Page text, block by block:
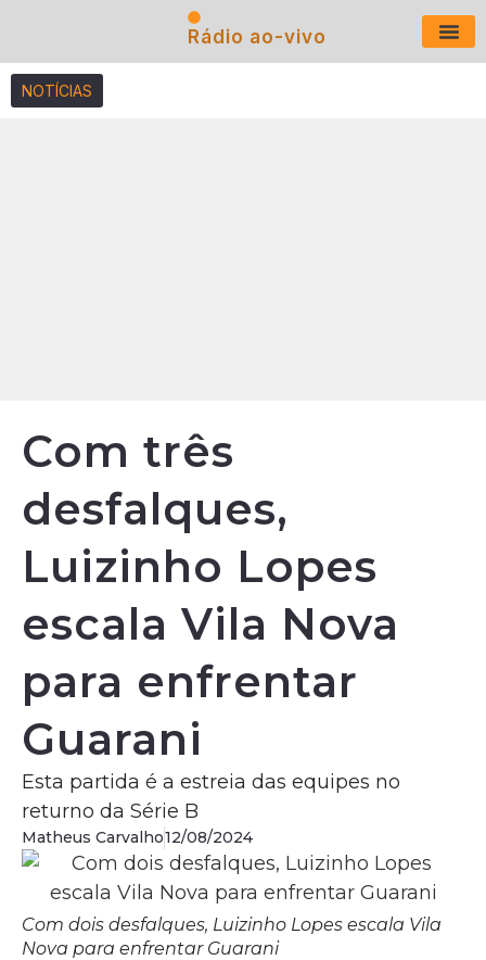
Rádio ao-vivo
NOTÍCIAS
Com três
desfalques,
Luizinho Lopes
escala Vila Nova
para enfrentar
Guarani
Esta partida é a estreia das equipes no
returno da Série B
Matheus Carvalho12/08/2024
Com dois desfalques, Luizinho Lopes escala Vila
Nova para enfrentar Guarani